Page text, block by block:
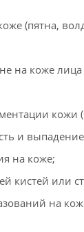
(пятна,
на коже
кожи
и
на коже;
кистей или
на